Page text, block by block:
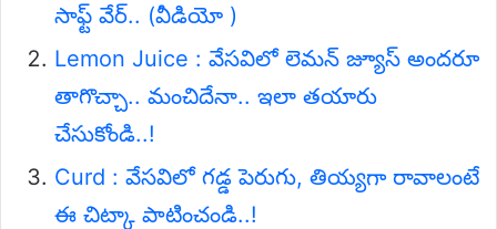
సాఫ్ట్ వేర్.. (వీడియో )
Lemon Juice : వేసవిలో లెమన్ జ్యూస్ అందరూ
తాగొచ్చా.. మంచిదేనా.. ఇలా తయారు
చేసుకోండి..!
Curd : వేసవిలో గడ్డ పెరుగు, తియ్యగా రావాలంటే
ఈ చిట్కా పాటించండి..!